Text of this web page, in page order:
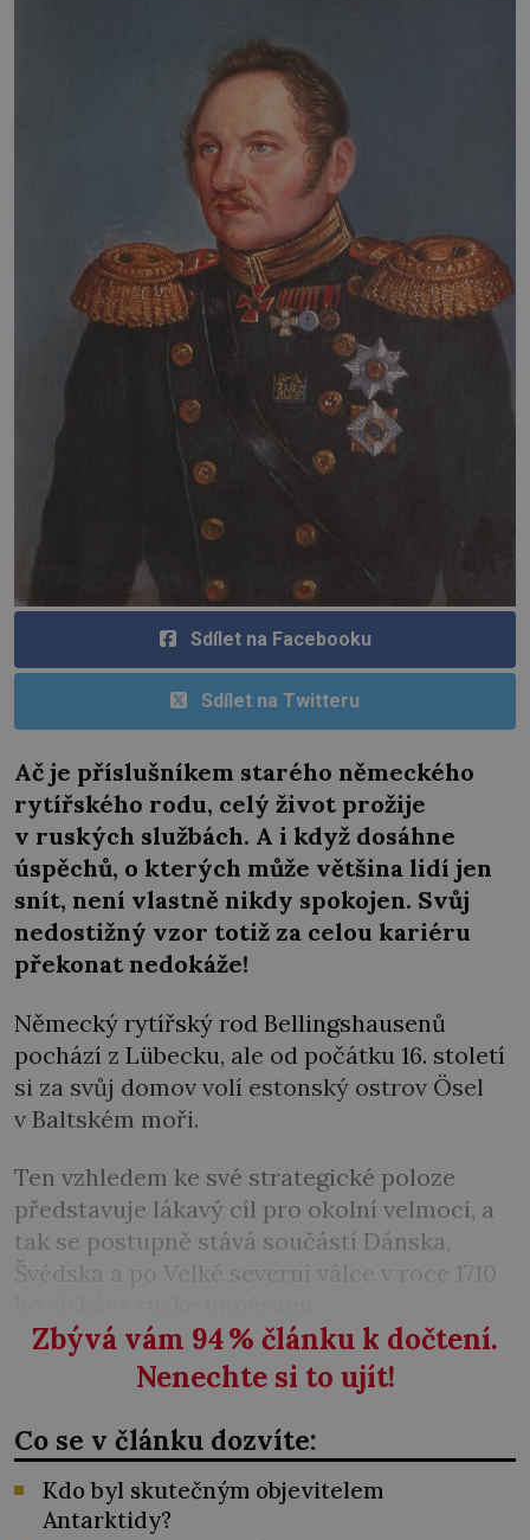
Sdílet na Facebooku
Sdílet na Twitteru
Ač je příslušníkem starého německého
rytířského rodu, celý život prožije
v ruských službách. A i když dosáhne
úspěchů, o kterých může většina lidí jen
snít, není vlastně nikdy spokojen. Svůj
nedostižný vzor totiž za celou kariéru
překonat nedokáže!
Německý rytířský rod Bellingshausenů
pochází z Lübecku, ale od počátku 16. století
si za svůj domov volí estonský ostrov Ösel
v Baltském moři.
Ten vzhledem ke své strategické poloze
představuje lákavý cíl pro okolní velmoci, a
tak se postupně stává součástí Dánska,
Švédska a po Velké severní válce v roce 1710
Zbývá vám 94% článku k dočtení.
Nenechte si to ujít!
Co se v článku dozvíte:
Kdo byl skutečným objevitelem
Antarktidy?